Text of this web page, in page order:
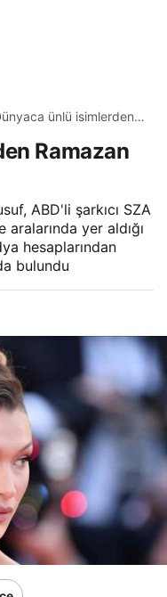
ünlü isimlerden
Ramazan
ABD'li şarkıcı SZA
yer aldığı
hesaplarından
bulundu